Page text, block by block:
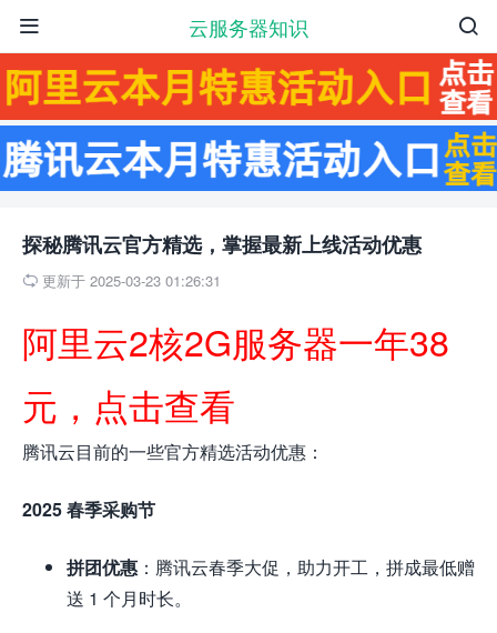
云服务器知识 

探秘腾讯云官方精选，掌握最新上线活动优惠
 更新于 2025-03-23 01:26:31
阿里云2核2G服务器一年38
元，点击查看
腾讯云目前的一些官方精选活动优惠：
2025 春季采购节
拼团优惠 ：腾讯云春季大促，助力开工，拼成最低赠
送 1 个月时长。